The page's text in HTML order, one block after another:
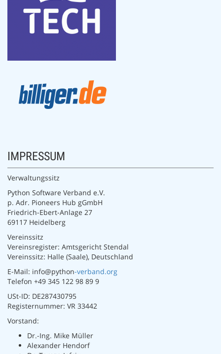
IMPRESSUM
Verwaltungssitz
Python Software Verband e.V.
p. Adr. Pioneers Hub gGmbH
Friedrich-Ebert-Anlage 27
69117 Heidelberg
Vereinssitz
Vereinsregister: Amtsgericht Stendal
Vereinssitz: Halle (Saale), Deutschland
E-Mail: info@python-verband.org
Telefon +49 345 122 98 89 9
USt-ID: DE287430795
Registernummer: VR 33442
Vorstand:
Dr.-Ing. Mike Müller
Alexander Hendorf